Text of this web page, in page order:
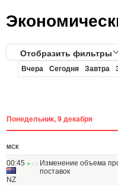
Отобразить фильтры
Вчера Сегодня Завтра
Понедельник, 9 декабря
МСК
00:45
NZ
Изменение объема
поставок